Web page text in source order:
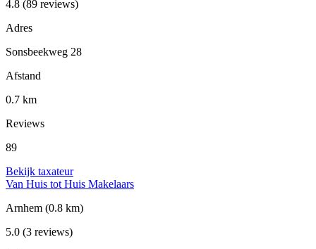
4.8 (89 reviews)
Adres
Sonsbeekweg 28
Afstand
0.7 km
Reviews
89
Bekijk taxateur
Van Huis tot Huis Makelaars
Arnhem (0.8 km)
5.0 (3 reviews)